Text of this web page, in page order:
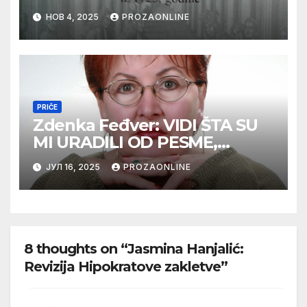
НОВ 4, 2025 PROZAONLINE
PRIČE
Zdenka Feđver: VIDI ŠTA SU
MI URADILI OD PESME,
MAMA*
ЈУЛ 16, 2025 PROZAONLINE
8 thoughts on “Jasmina Hanjalić:
Revizija Hipokratove zakletve”